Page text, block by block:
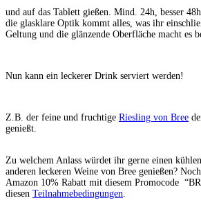
und auf das Tablett gießen. Mind. 24h, besser
die glasklare Optik kommt alles, was ihr
Geltung und die glänzende Oberfläche macht es
Nun kann ein leckerer Drink serviert werden!
Z.B. der feine und fruchtige Riesling von Bree
genießt.
Zu welchem Anlass würdet ihr gerne einen
anderen leckeren Weine von Bree genießen?
Amazon 10% Rabatt mit diesem Promocode
diesen Teilnahmebedingungen